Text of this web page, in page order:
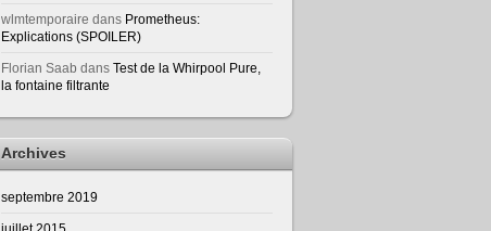
wlmtemporaire dans Prometheus:
Explications (SPOILER)
Florian Saab dans Test de la Whirpool Pure,
la fontaine filtrante
Archives
septembre 2019